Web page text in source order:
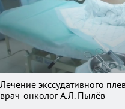
Лечение экссудативного
врач-онколог А.Л. Пылёв